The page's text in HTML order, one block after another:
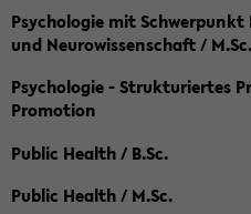
Psychologie mit
und Neurowissenschaft / M.Sc.
Psychologie - Strukturiertes
Promotion
Public Health / B.Sc.
Public Health / M.Sc.